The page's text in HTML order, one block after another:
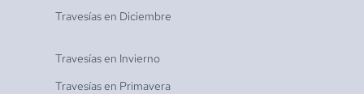
Travesías en Diciembre
Travesías en Invierno
Travesías en Primavera